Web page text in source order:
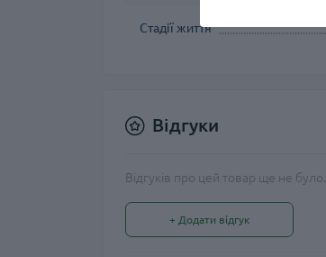
Стадії життя
Відгуки
Відгуків про цей товар ще не було.
+ Додати відгук